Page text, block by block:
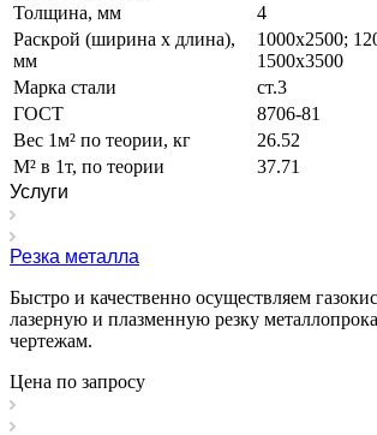
Толщина, мм
4
Раскрой (ширина х длина),
мм
1000х2500;
1500х3500
Марка стали
ст.3
ГОСТ
8706-81
Вес 1м² по теории, кг
26.52
М² в 1т, по теории
37.71
Услуги
Резка металла
Быстро и качественно осуществляем
лазерную и плазменную резку
чертежам.
Цена по запросу